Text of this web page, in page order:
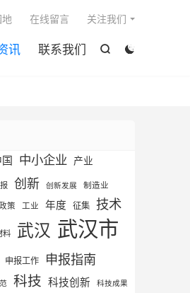


讯 联系我们
在线留言 关注我们
中小企业 产业
创新 创新发展 制造业
策 工业 年度 征集 技术
料 武汉 武汉市
申报工作 申报指南
科技 科技创新 科技成果